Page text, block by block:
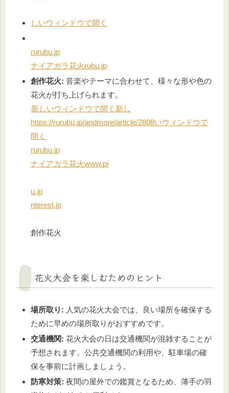
しいウィンドウで開く
rurubu.jp
ナイアガラ花火rubu.jp
創作花火: 音楽やテーマに合わせて、様々な形や色の
花火が打ち上げられます。
新しいウィンドウで開く 新し
https://rurubu.jp/andmore/article/2808いウィンドウで
開く
rurubu.jp
ナイアガラ花火www.pi
u.jp
nterest.jp
創作花火
花火大会を楽しむためのヒント
場所取り: 人気の花火大会では、良い場所を確保する
ために早めの場所取りがおすすめです。
交通機関: 花火大会の日は交通機関が混雑することが
予想されます。公共交通機関の利用や、駐車場の確
保を事前に計画しましょう。
防寒対策: 夜間の屋外での鑑賞となるため、薄手の羽